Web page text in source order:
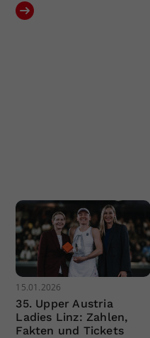
15.01.2026
35. Upper Austria
Ladies Linz: Zahlen,
Fakten und Tickets